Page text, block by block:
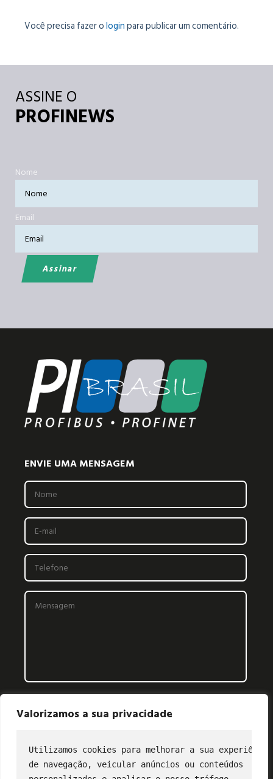
Valorizamos a sua privacidade
Utilizamos cookies para melhorar a sua experiência
de navegação, veicular anúncios ou conteúdos
Você precisa fazer ologinpara publicar um comentário.
ASSINE O
PROFINEWS
Nome
Email
ENVIE UMA MENSAGEM
CONTATO